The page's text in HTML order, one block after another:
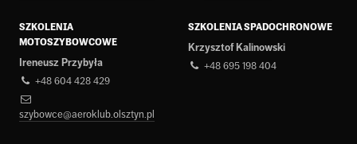
SZKOLENIA
MOTOSZYBOWCOWE
Ireneusz Przybyła
+48 604 428 429
szybowce@aeroklub.olsztyn.pl
SZKOLENIA SPADOCHRONOWE
Krzysztof Kalinowski
+48 695 198 404